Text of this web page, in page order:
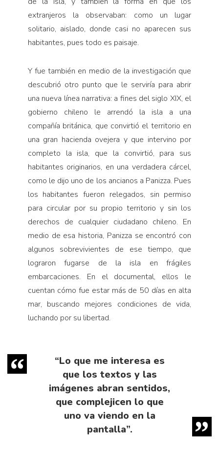
extranjeros la observaban: como un lugar
solitario, aislado, donde casi no aparecen sus
habitantes, pues todo es paisaje.
Y fue también en medio de la investigación que
descubrió otro punto que le serviría para abrir
una nueva línea narrativa: a fines del siglo XIX, el
gobierno chileno le arrendó la isla a una
compañía británica, que convirtió el territorio en
una gran hacienda ovejera y que intervino por
completo la isla, que la convirtió, para sus
habitantes originarios, en una verdadera cárcel,
como le dijo uno de los ancianos a Panizza. Pues
los habitantes fueron relegados, sin permiso
para circular por su propio territorio y sin los
derechos de cualquier ciudadano chileno. En
medio de esa historia, Panizza se encontró con
algunos sobrevivientes de ese tiempo, que
lograron fugarse de la isla en frágiles
embarcaciones. En el documental, ellos le
cuentan cómo fue estar más de 50 días en alta
mar, buscando mejores condiciones de vida,
luchando por su libertad.
“Lo que me interesa es
que los textos y las
imágenes abran sentidos,
que complejicen lo que
uno va viendo en la
pantalla”.